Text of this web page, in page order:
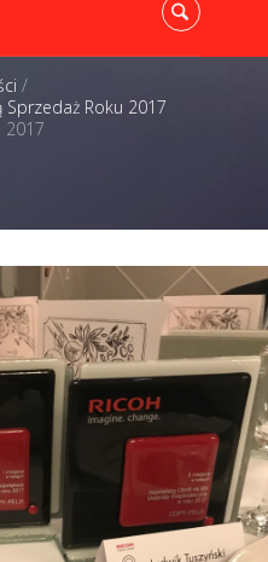
/
Sprzedaż Roku 2017
2017